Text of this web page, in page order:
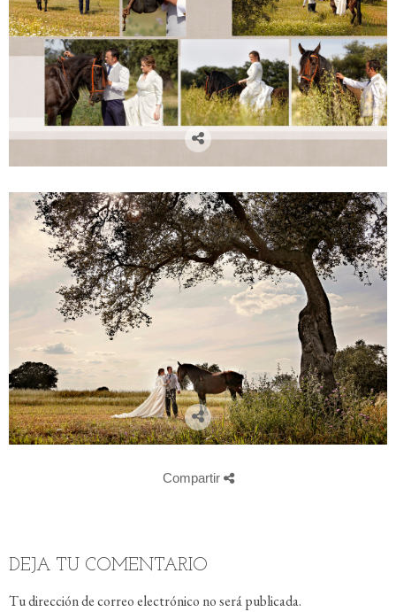
Compartir
DEJA TU COMENTARIO
Tu dirección de correo electrónico no será publicada.